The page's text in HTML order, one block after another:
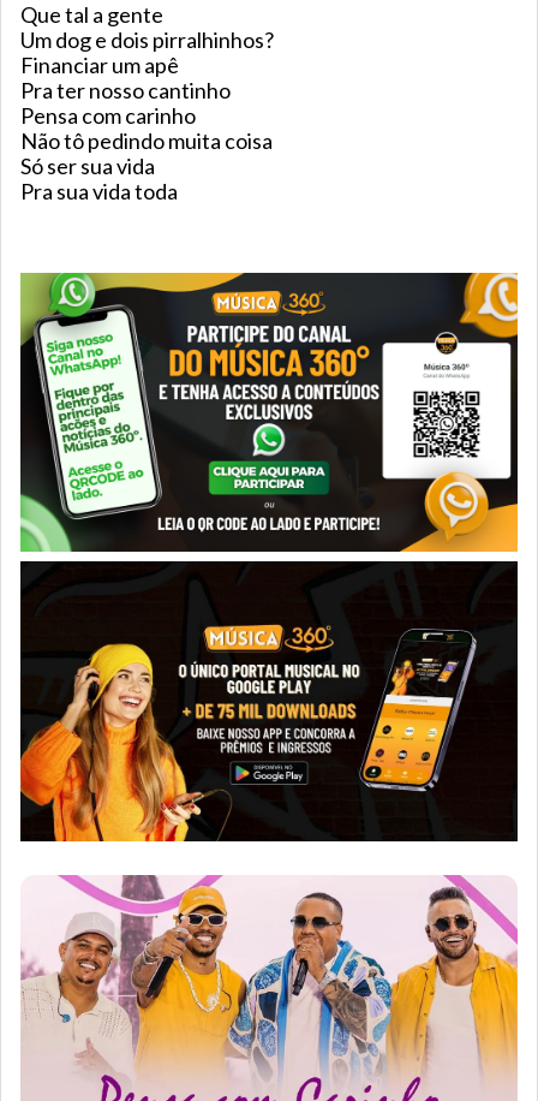
Que tal a gente
Um dog e dois pirralhinhos?
Financiar um apê
Pra ter nosso cantinho
Pensa com carinho
Não tô pedindo muita coisa
Só ser sua vida
Pra sua vida toda